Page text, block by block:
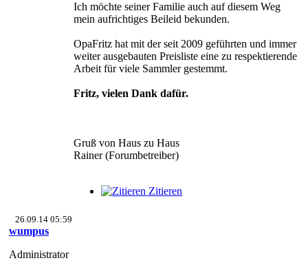
Ich möchte seiner Familie auch auf diesem Weg
mein aufrichtiges Beileid bekunden.
OpaFritz hat mit der seit 2009 geführten und immer
weiter ausgebauten Preisliste eine zu respektierende
Arbeit für viele Sammler gestemmt.
Fritz, vielen Dank dafür.
Gruß von Haus zu Haus
Rainer (Forumbetreiber)
Zitieren
26.09.14 05:59
wumpus
Administrator